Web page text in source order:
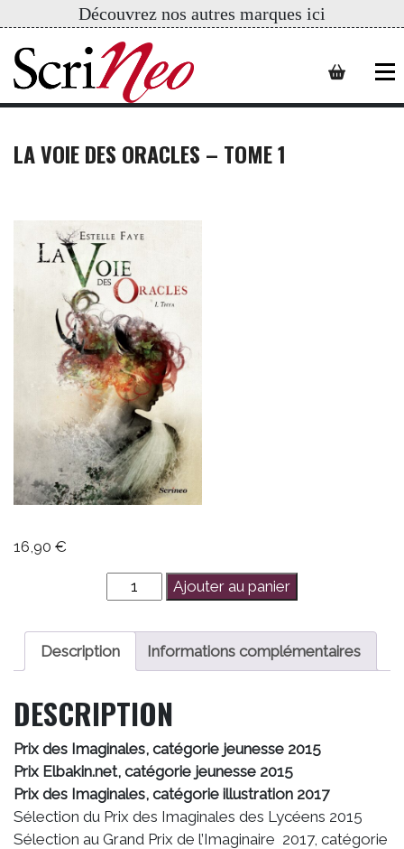
Découvrez nos autres marques ici
LA VOIE DES ORACLES – TOME 1
16,90 €
quantité
de
La
Voie
-
Tome
1
Ajouter au panier
Description Informations complémentaires
DESCRIPTION
Prix des Imaginales, catégorie jeunesse 2015
Prix Elbakin.net, catégorie jeunesse 2015
Prix des Imaginales, catégorie illustration 2017
Sélection du Prix des Imaginales des Lycéens 2015
Sélection au Grand Prix de l’Imaginaire 2017, catégorie